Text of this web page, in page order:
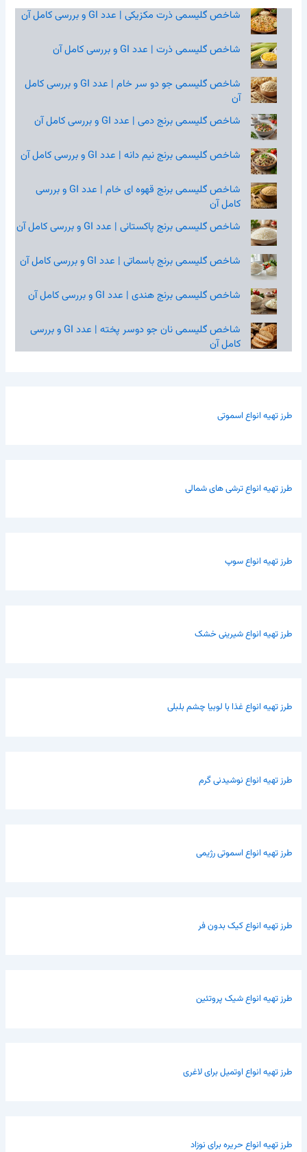
شاخص گلیسمی ذرت مکزیکی | عدد GI و بررسی کامل آن
شاخص گلیسمی ذرت | عدد GI و بررسی کامل آن
شاخص گلیسمی جو دو سر خام | عدد GI و بررسی کامل
آن
شاخص گلیسمی برنج دمی | عدد GI و بررسی کامل آن
شاخص گلیسمی برنج نیم‌ دانه | عدد GI و بررسی کامل آن
شاخص گلیسمی برنج قهوه‌ ای خام | عدد GI و بررسی
کامل آن
شاخص گلیسمی برنج پاکستانی | عدد GI و بررسی کامل آن
شاخص گلیسمی برنج باسماتی | عدد GI و بررسی کامل آن
شاخص گلیسمی برنج هندی | عدد GI و بررسی کامل آن
شاخص گلیسمی نان جو دوسر پخته | عدد GI و بررسی
کامل آن
طرز تهیه انواع اسموتی
طرز تهیه انواع ترشی های شمالی
طرز تهیه انواع سوپ
طرز تهیه انواع شیرینی خشک
طرز تهیه انواع غذا با لوبیا چشم بلبلی
طرز تهیه انواع نوشیدنی گرم
طرز تهیه انواع اسموتی رژیمی
طرز تهیه انواع کیک بدون فر
طرز تهیه انواع شیک پروتئین
طرز تهیه انواع اوتمیل برای لاغری
طرز تهیه انواع حریره برای نوزاد